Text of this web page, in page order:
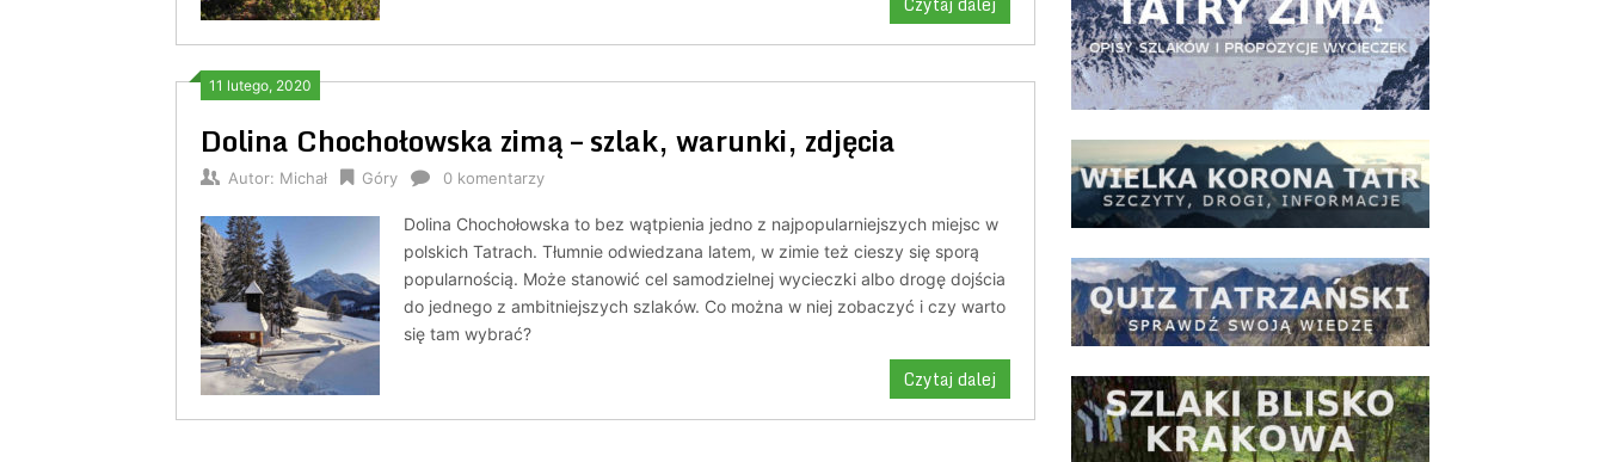
11 lutego, 2020
Dolina Chochołowska zimą – szlak, warunki, zdjęcia
Autor: Michał Góry 0 komentarzy
Dolina Chochołowska to bez wątpienia jedno z najpopularniejszych miejsc w
polskich Tatrach. Tłumnie odwiedzana latem, w zimie też cieszy się sporą
popularnością. Może stanowić cel samodzielnej wycieczki albo drogę dojścia
do jednego z ambitniejszych szlaków. Co można w niej zobaczyć i czy warto
się tam wybrać?
Czytaj dalej